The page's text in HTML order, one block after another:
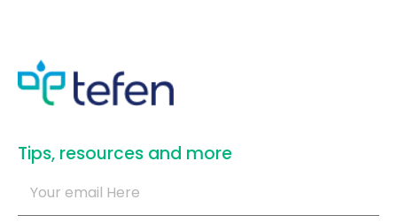
​Tips, resources and more